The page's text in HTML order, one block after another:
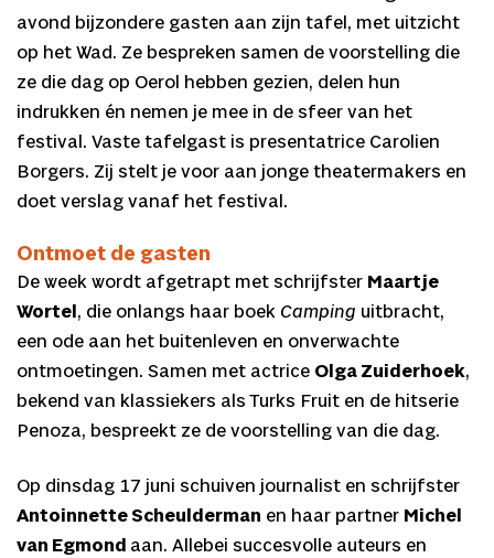
avond bijzondere gasten aan zijn tafel, met uitzicht
op het Wad. Ze bespreken samen de voorstelling die
ze die dag op Oerol hebben gezien, delen hun
indrukken én nemen je mee in de sfeer van het
festival. Vaste tafelgast is presentatrice Carolien
Borgers. Zij stelt je voor aan jonge theatermakers en
doet verslag vanaf het festival.
Ontmoet de gasten
De week wordt afgetrapt met schrijfster Maartje
Wortel, die onlangs haar boek Camping uitbracht,
een ode aan het buitenleven en onverwachte
ontmoetingen. Samen met actrice Olga Zuiderhoek,
bekend van klassiekers als Turks Fruit en de hitserie
Penoza, bespreekt ze de voorstelling van die dag.
Op dinsdag 17 juni schuiven journalist en schrijfster
Antoinnette Scheulderman en haar partner Michel
van Egmond aan. Allebei succesvolle auteurs en